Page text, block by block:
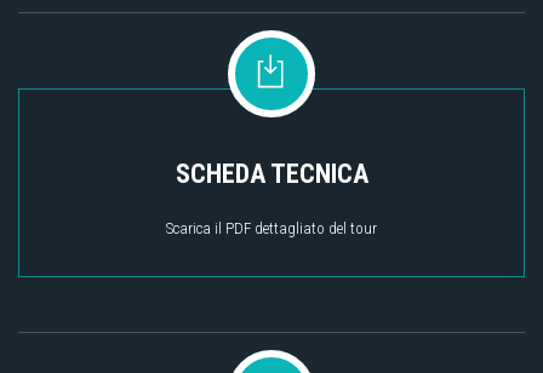
SCHEDA TECNICA
Scarica il PDF dettagliato del tour